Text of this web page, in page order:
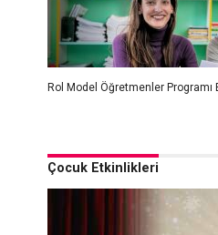
Rol Model Öğretmenler Programı
Çocuk Etkinlikleri